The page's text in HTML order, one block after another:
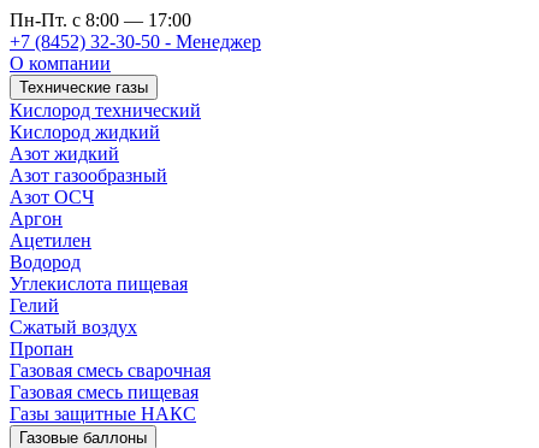
Пн-Пт. с 8:00 — 17:00
+7 (8452) 32-30-50 - Менеджер
О компании
Технические газы
Кислород технический
Кислород жидкий
Азот жидкий
Азот газообразный
Азот ОСЧ
Аргон
Ацетилен
Водород
Углекислота пищевая
Гелий
Сжатый воздух
Пропан
Газовая смесь сварочная
Газовая смесь пищевая
Газы защитные НАКС
Газовые баллоны